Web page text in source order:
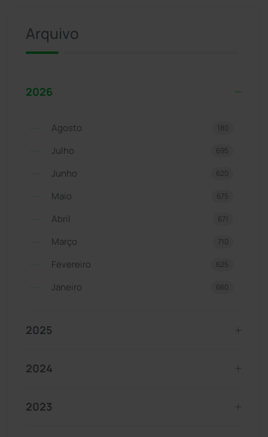
Arquivo
2026
Agosto 180
Julho 695
Junho 620
Maio 675
Abril 671
Março 710
Fevereiro 625
Janeiro 660
2025
2024
2023